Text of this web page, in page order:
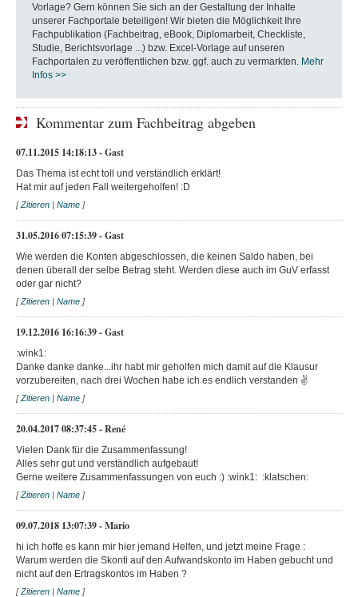
Vorlage? Gern können Sie sich an der Gestaltung der Inhalte
unserer Fachportale beteiligen! Wir bieten die Möglichkeit Ihre
Fachpublikation (Fachbeitrag, eBook, Diplomarbeit, Checkliste,
Studie, Berichtsvorlage ...) bzw. Excel-Vorlage auf unseren
Fachportalen zu veröffentlichen bzw. ggf. auch zu vermarkten. Mehr
Infos >>
Kommentar zum Fachbeitrag abgeben
07.11.2015 14:18:13 - Gast
Das Thema ist echt toll und verständlich erklärt!
Hat mir auf jeden Fall weitergeholfen! :D
[Zitieren | Name ]
31.05.2016 07:15:39 - Gast
Wie werden die Konten abgeschlossen, die keinen Saldo haben, bei
denen überall der selbe Betrag steht. Werden diese auch im GuV erfasst
oder gar nicht?
[Zitieren | Name ]
19.12.2016 16:16:39 - Gast
:wink1:
Danke danke danke...ihr habt mir geholfen mich damit auf die Klausur
vorzubereiten, nach drei Wochen habe ich es endlich verstanden ✌
[Zitieren | Name ]
20.04.2017 08:37:45 - René
Vielen Dank für die Zusammenfassung!
Alles sehr gut und verständlich aufgebaut!
Gerne weitere Zusammenfassungen von euch :) :wink1: :klatschen:
[Zitieren | Name ]
09.07.2018 13:07:39 - Mario
hi ich hoffe es kann mir hier jemand Helfen, und jetzt meine Frage :
Warum werden die Skonti auf den Aufwandskonto im Haben gebucht und
nicht auf den Ertragskontos im Haben ?
[Zitieren | Name ]